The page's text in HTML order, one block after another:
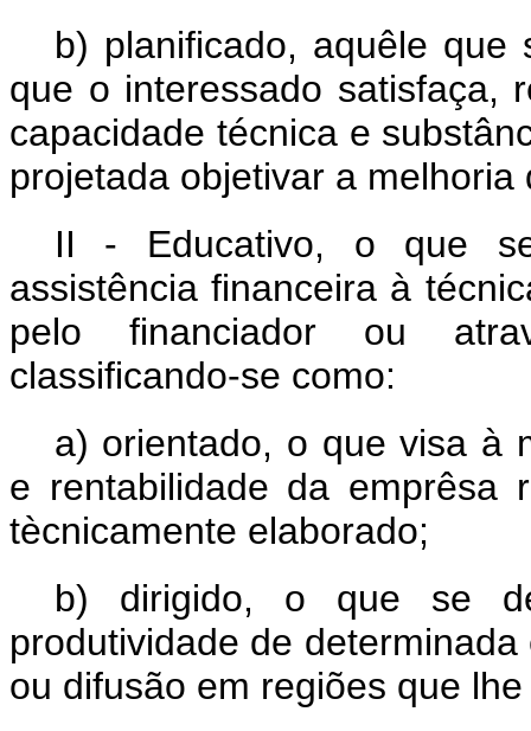
b) planificado, aquêle
que o interessado satisfaça,
capacidade técnica e
projetada objetivar a
II - Educativo, o que
assistência financeira à
pelo financiador ou
classificando-se como:
a) orientado, o que visa à
e rentabilidade da emprêsa
tècnicamente elaborado;
b) dirigido, o que se
produtividade de
ou difusão em regiões que